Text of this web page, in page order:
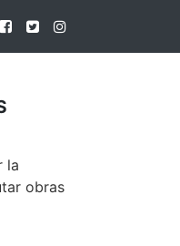
la
obras